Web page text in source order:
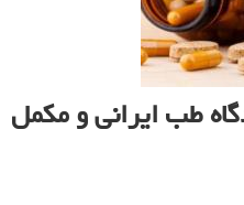
طب ایرانی و مکمل